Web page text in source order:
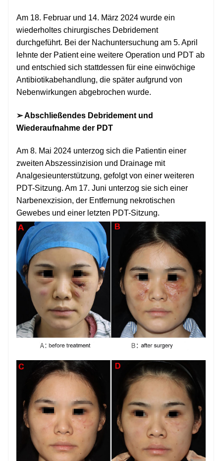
Am 18. Februar und 14. März 2024 wurde ein
wiederholtes chirurgisches Debridement
durchgeführt. Bei der Nachuntersuchung am 5. April
lehnte der Patient eine weitere Operation und PDT ab
und entschied sich stattdessen für eine einwöchige
Antibiotikabehandlung, die später aufgrund von
Nebenwirkungen abgebrochen wurde.
➢ Abschließendes Debridement und
Wiederaufnahme der PDT
Am 8. Mai 2024 unterzog sich die Patientin einer
zweiten Abszessinzision und Drainage mit
Analgesieunterstützung, gefolgt von einer weiteren
PDT-Sitzung. Am 17. Juni unterzog sie sich einer
Narbenexzision, der Entfernung nekrotischen
Gewebes und einer letzten PDT-Sitzung.